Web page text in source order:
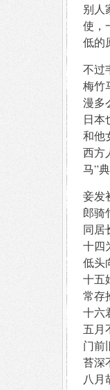
别人
使，
低的
不过
梅竹
漫多
日本
和他
西方
马”
妾发
郎骑
同居
十四
低头
十五
常存
十六
五月
门前
苔深
八月